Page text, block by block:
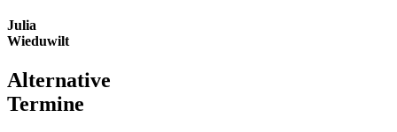
Julia
Wieduwilt
Alternative
Termine